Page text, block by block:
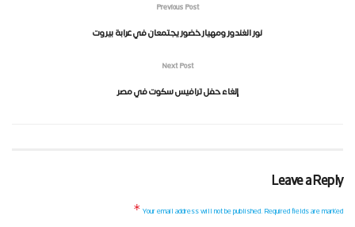
Previous Post
نور الغندور ومهيار خضور يجتمعان في عرابة بيروت
Next Post
إلغاء حفل ترافيس سكوت في مصر
Leave a Reply
Your email address will not be published.Required fields are marked
*